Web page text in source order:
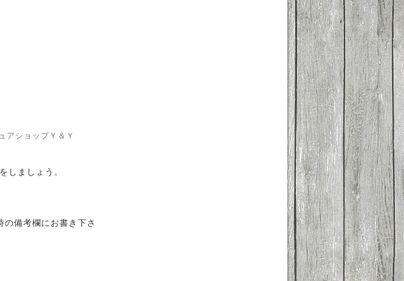
アショップＹ＆Ｙ
しましょう。
の備考欄にお書き下さ